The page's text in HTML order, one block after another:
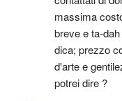
massima
breve e ta-
dica; prezzo
d'arte e
potrei dire ?